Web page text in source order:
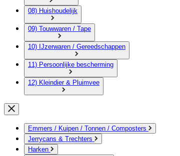
08) Huishoudelijk
09) Touwwaren / Tape
10) IJzerwaren / Gereedschappen
11) Persoonlijke bescherming
12) Kleindier & Pluimvee
Emmers / Kuipen / Tonnen / Composters
Jerrycans & Trechters
Harken